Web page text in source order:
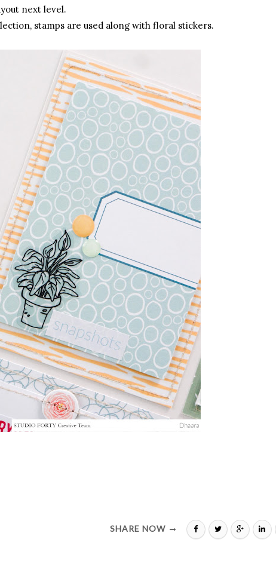
next level.
stamps are used along with floral stickers.
SHARE NOW